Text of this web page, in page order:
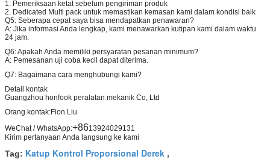
1. Pemeriksaan ketat sebelum pengiriman produk
2. Dedicated Multi pack untuk memastikan kemasan kami dalam kondisi baik
Q5: Seberapa cepat saya bisa mendapatkan penawaran?
A: Jika informasi Anda lengkap, kami menawarkan kutipan kami dalam waktu
24 jam.
Q6: Apakah Anda memiliki persyaratan pesanan minimum?
A: Pemesanan uji coba kecil dapat diterima.
Q7: Bagaimana cara menghubungi kami?
Detail kontak
Guangzhou honfook peralatan mekanik Co, Ltd
Orang kontak:Fion Liu
WeChat / WhatsApp:+8613924029131
Kirim pertanyaan Anda langsung ke kami
Tag: Katup Kontrol Proporsional Derek ,